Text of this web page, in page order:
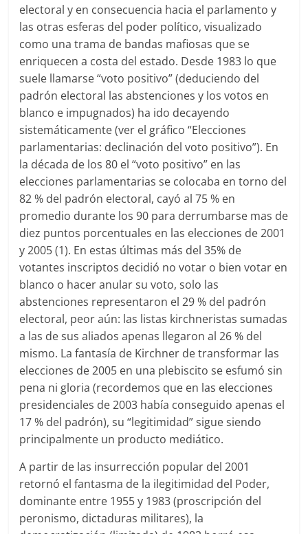
electoral y en consecuencia hacia el parlamento y
las otras esferas del poder político, visualizado
como una trama de bandas mafiosas que se
enriquecen a costa del estado. Desde 1983 lo que
suele llamarse “voto positivo” (deduciendo del
padrón electoral las abstenciones y los votos en
blanco e impugnados) ha ido decayendo
sistemáticamente (ver el gráfico “Elecciones
parlamentarias: declinación del voto positivo”). En
la década de los 80 el “voto positivo” en las
elecciones parlamentarias se colocaba en torno del
82 % del padrón electoral, cayó al 75 % en
promedio durante los 90 para derrumbarse mas de
diez puntos porcentuales en las elecciones de 2001
y 2005 (1). En estas últimas más del 35% de
votantes inscriptos decidió no votar o bien votar en
blanco o hacer anular su voto, solo las
abstenciones representaron el 29 % del padrón
electoral, peor aún: las listas kirchneristas sumadas
a las de sus aliados apenas llegaron al 26 % del
mismo. La fantasía de Kirchner de transformar las
elecciones de 2005 en una plebiscito se esfumó sin
pena ni gloria (recordemos que en las elecciones
presidenciales de 2003 había conseguido apenas el
17 % del padrón), su “legitimidad” sigue siendo
principalmente un producto mediático.
A partir de las insurrección popular del 2001
retornó el fantasma de la ilegitimidad del Poder,
dominante entre 1955 y 1983 (proscripción del
peronismo, dictaduras militares), la